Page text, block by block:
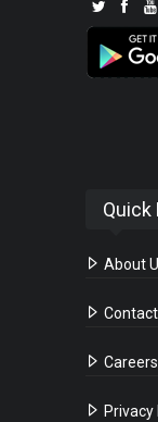
Quick
About
Careers
Privacy